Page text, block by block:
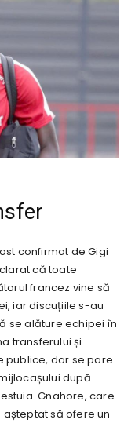
confirmat de Gigi
că toate
francez vine să
iar discuțiile s-au
se alăture echipei în
transferului și
publice, dar se pare
după
Gnahore, care
așteptat să ofere un